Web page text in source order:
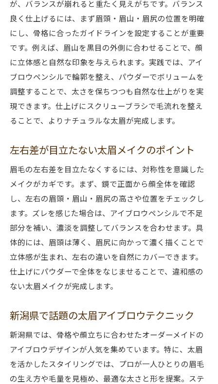
が、バランスが崩れると重たく見えがちです。バランス
良く仕上げるには、まず眉頭・眉山・眉尻の位置を明確
にし、骨格に合ったガイドラインを設定することが重要
です。例えば、眉山を黒目の外側に合わせることで、顔
に立体感と自然な印象を与えられます。実践では、アイ
ブロウペンシルで輪郭を整え、パウダーでボリュームを
調整することで、太さを保ちつつも自然な仕上がりを実
現できます。仕上げにスクリューブラシで毛流れを整え
ることで、よりナチュラルな太眉が完成します。
左右差が目立たない太眉メイクのポイント
眉毛の左右差を目立たなくするには、対称性を意識した
メイクがカギです。まず、鏡で正面から顔全体を確認
し、左右の眉頭・眉山・眉尻の高さや位置をチェックし
ます。ズレを感じた場合は、アイブロウペンシルで不足
部分を補い、濃淡を調整してバランスを合わせます。具
体的には、眉頭は薄く、眉尻に向かって濃く描くことで
立体感が生まれ、左右の違いを自然にカバーできます。
仕上げにパウダーで全体をなじませることで、違和感の
ない太眉メイクが完成します。
新潟県で話題の太眉アイブロウテクニック
新潟県では、骨格や顔立ちに合わせたオーダーメイドの
アイブロウデザインが人気を集めています。特に、太眉
を活かしたスタイリングでは、プロが一人ひとりの眉毛
の生え方や毛量を見極め、最適な太さと形を提案。ステ